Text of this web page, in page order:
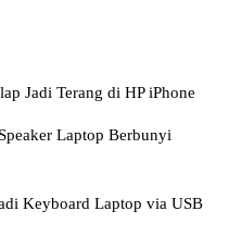
Jadi Terang di HP iPhone
Laptop Berbunyi
Keyboard Laptop via USB